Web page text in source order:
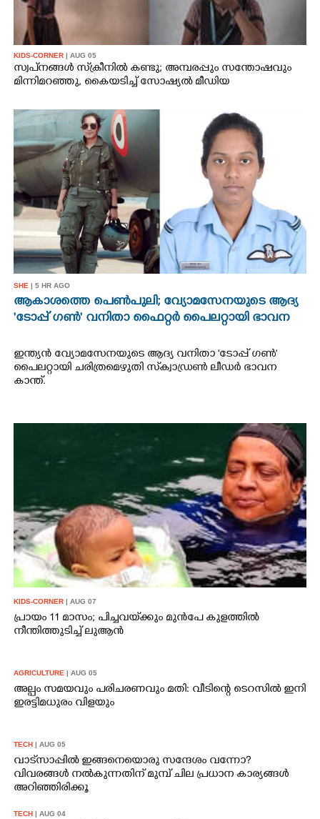
KIDS-CORNER | AUG 05
സ്വപ്‌നങ്ങൾ സ്‌ക്രീനിൽ കണ്ടു; അമ്പരപ്പും സന്തോഷവും
മിന്നിമറഞ്ഞു, കൈയടിച്ച് സോഷ്യൽ മീഡിയ
SHE | 5 HR AGO
ആകാശത്തെ പെൺപുലി; വ്യോമസേനയുടെ ആദ്യ
'ടോപ്പ് ഗൺ' വനിതാ ഫൈറ്റർ പൈലറ്റായി ഭാവന
ഇന്ത്യൻ വ്യോമസേനയുടെ ആദ്യ വനിതാ 'ടോപ്പ് ഗൺ'
പൈലറ്റായി ചരിത്രമെഴുതി സ്‌ക്വാഡ്രൺ ലീഡർ ഭാവന
കാന്ത്.
KIDS-CORNER | AUG 07
പ്രായം 11 മാസം; പിച്ചവയ്‌ക്കും മുൻപേ കുളത്തിൽ
നീന്തിത്തുടിച്ച് ലുആൻ
AGRICULTURE | AUG 05
അല്പം സമയവും പരിചരണവും മതി: വീടിന്റെ ടെറസിൽ ഇനി
ഇരട്ടിമധുരം വിളയും
TECH | AUG 05
വാട്‌സാപ്പിൽ ഇങ്ങനെയൊരു സന്ദേശം വന്നോ?
വിവരങ്ങൾ നൽകുന്നതിന് മുമ്പ് ചില പ്രധാന കാര്യങ്ങൾ
അറിഞ്ഞിരിക്കൂ
TECH | AUG 04